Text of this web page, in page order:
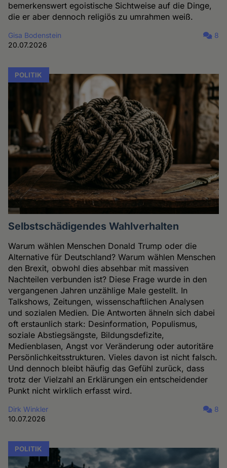
bemerkenswert egoistische Sichtweise auf die Dinge,
die er aber dennoch religiös zu umrahmen weiß.
Gisa Bodenstein
20.07.2026
8
POLITIK
Selbstschädigendes Wahlverhalten
Warum wählen Menschen Donald Trump oder die
Alternative für Deutschland? Warum wählen Menschen
den Brexit, obwohl dies absehbar mit massiven
Nachteilen verbunden ist? Diese Frage wurde in den
vergangenen Jahren unzählige Male gestellt. In
Talkshows, Zeitungen, wissenschaftlichen Analysen
und sozialen Medien. Die Antworten ähneln sich dabei
oft erstaunlich stark: Desinformation, Populismus,
soziale Abstiegsängste, Bildungsdefizite,
Medienblasen, Angst vor Veränderung oder autoritäre
Persönlichkeitsstrukturen. Vieles davon ist nicht falsch.
Und dennoch bleibt häufig das Gefühl zurück, dass
trotz der Vielzahl an Erklärungen ein entscheidender
Punkt nicht wirklich erfasst wird.
Dirk Winkler
10.07.2026
8
POLITIK